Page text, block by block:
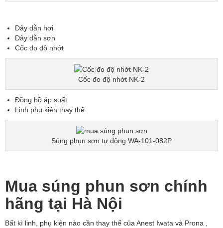
Dây dẫn hơi
Dây dẫn sơn
Cốc đo độ nhớt
Cốc đo độ nhớt NK-2
Đồng hồ áp suất
Linh phụ kiện thay thế
Súng phun sơn tự đông WA-101-082P
Mua súng phun sơn chính
hãng tại Hà Nội
Bất kì linh, phụ kiện nào cần thay thế của Anest Iwata và Prona ,